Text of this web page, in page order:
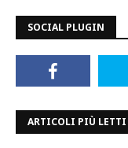
SOCIAL PLUGIN
ARTICOLI PIÙ LETTI